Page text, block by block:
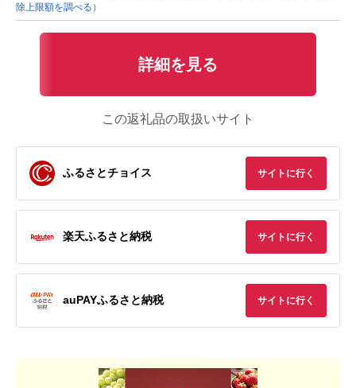
除上限額を調べる）
詳細を見る
この返礼品の取扱いサイト
ふるさとチョイス サイトに行く
楽天ふるさと納税 サイトに行く
auPAYふるさと納税 サイトに行く